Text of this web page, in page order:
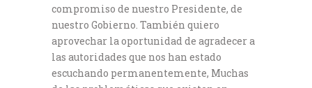
compromiso de nuestro Presidente, de
nuestro Gobierno. También quiero
aprovechar la oportunidad de agradecer a
las autoridades que nos han estado
escuchando permanentemente, Muchas